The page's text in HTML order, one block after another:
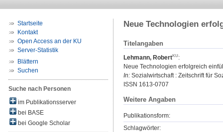
Startseite
Kontakt
Open Access an der KU
Server-Statistik
Blättern
Suchen
Suche nach Personen
im Publikationsserver
bei BASE
bei Google Scholar
Neue Technologien
Titelangaben
Lehmann, Robert
:
Neue Technologien erfolgreich
In: Sozialwirtschaft : Zeitschrift für
ISSN 1613-0707
Weitere Angaben
Publikationsform:
Schlagwörter: